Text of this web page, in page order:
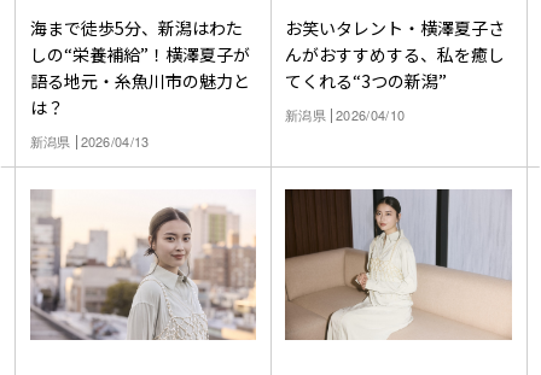
海まで徒歩5分、新潟はわた
しの“栄養補給”！横澤夏子が
語る地元・糸魚川市の魅力と
は？
新潟県 2026/04/13
お笑いタレント・横澤夏子さ
んがおすすめする、私を癒し
てくれる“3つの新潟”
新潟県 2026/04/10